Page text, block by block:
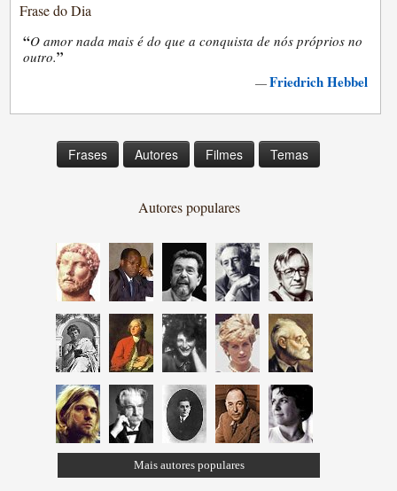
Frase do Dia
“O amor nada mais é do que a conquista de nós próprios no
outro.”
—Friedrich Hebbel
Frases Autores Filmes Temas
Autores populares
Mais autores populares